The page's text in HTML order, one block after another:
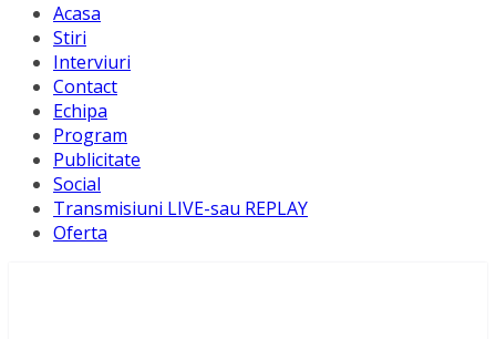
Acasa
Stiri
Interviuri
Contact
Echipa
Program
Publicitate
Social
Transmisiuni LIVE-sau REPLAY
Oferta